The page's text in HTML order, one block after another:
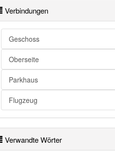
Verbindungen
Geschoss
Oberseite
Parkhaus
Flugzeug
Verwandte Wörter